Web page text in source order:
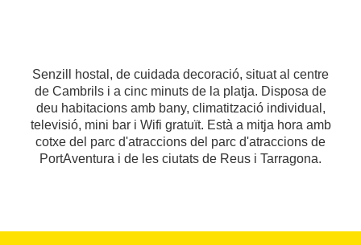
Senzill hostal, de cuidada decoració, situat al centre
de Cambrils i a cinc minuts de la platja. Disposa de
deu habitacions amb bany, climatització individual,
televisió, mini bar i Wifi gratuït. Està a mitja hora amb
cotxe del parc d'atraccions del parc d'atraccions de
PortAventura i de les ciutats de Reus i Tarragona.